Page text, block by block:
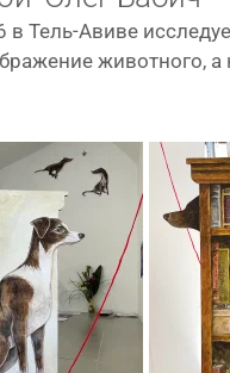
в Тель-Авиве
живот­но­го, а